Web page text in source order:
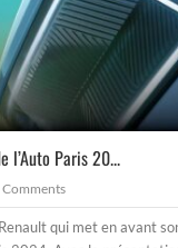
l’Auto Paris 20...
Comments
qui met en avant